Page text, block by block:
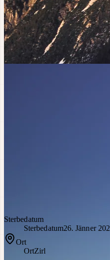
Sterbedatum
Sterbedatum26. Jänner
Ort
OrtZirl